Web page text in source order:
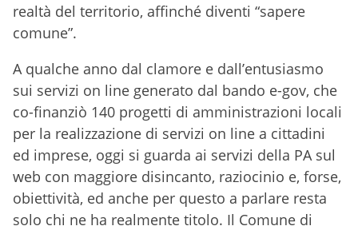
realtà del territorio, affinché diventi “sapere
comune”.
A qualche anno dal clamore e dall’entusiasmo
sui servizi on line generato dal bando e-gov, che
co-finanziò 140 progetti di amministrazioni locali
per la realizzazione di servizi on line a cittadini
ed imprese, oggi si guarda ai servizi della PA sul
web con maggiore disincanto, raziocinio e, forse,
obiettività, ed anche per questo a parlare resta
solo chi ne ha realmente titolo. Il Comune di